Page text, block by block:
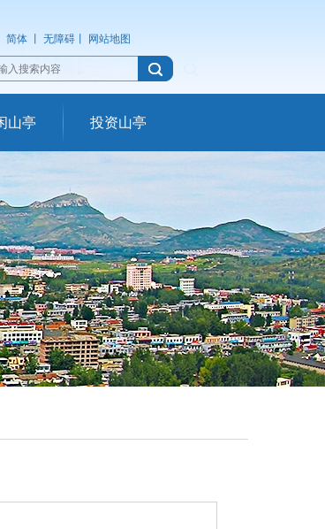
简体 无障碍 网站地图
山亭 投资山亭